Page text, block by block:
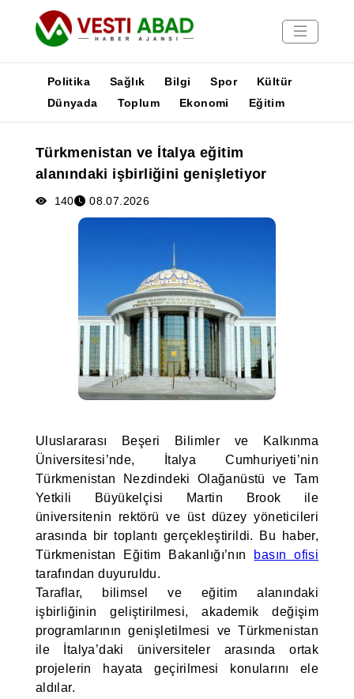
Yayınlar
Medya
Poster
Politika Sağlık Bilgi Spor
Kültür
Dünyada
Toplum Ekonomi Eğitim
Türkmenistan ve İtalya eğitim
alanındaki işbirliğini genişletiyor
140 08.07.2026
Uluslararası Beşeri Bilimler ve Kalkınma
Üniversitesi’nde, İtalya Cumhuriyeti’nin
Türkmenistan Nezdindeki Olağanüstü ve Tam
Yetkili Büyükelçisi Martin Brook ile
üniversitenin rektörü ve üst düzey yöneticileri
arasında bir toplantı gerçekleştirildi. Bu haber,
Türkmenistan Eğitim Bakanlığı’nın basın ofisi
tarafından duyuruldu.
Taraflar, bilimsel ve eğitim alanındaki
işbirliğinin geliştirilmesi, akademik değişim
programlarının genişletilmesi ve Türkmenistan
ile İtalya’daki üniversiteler arasında ortak
projelerin hayata geçirilmesi konularını ele
aldılar.